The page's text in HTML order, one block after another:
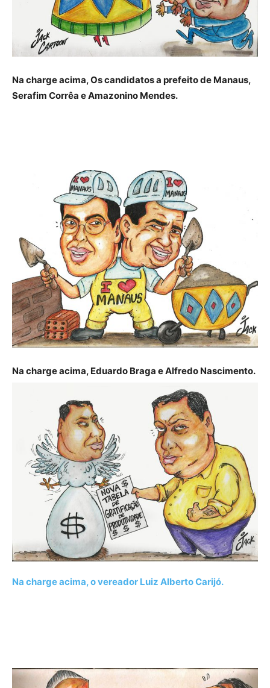
Na charge acima, Os candidatos a prefeito de Manaus,
Serafim Corrêa e Amazonino Mendes.
Na charge acima, Eduardo Braga e Alfredo Nascimento.
Na charge acima, o vereador Luiz Alberto Carijó.